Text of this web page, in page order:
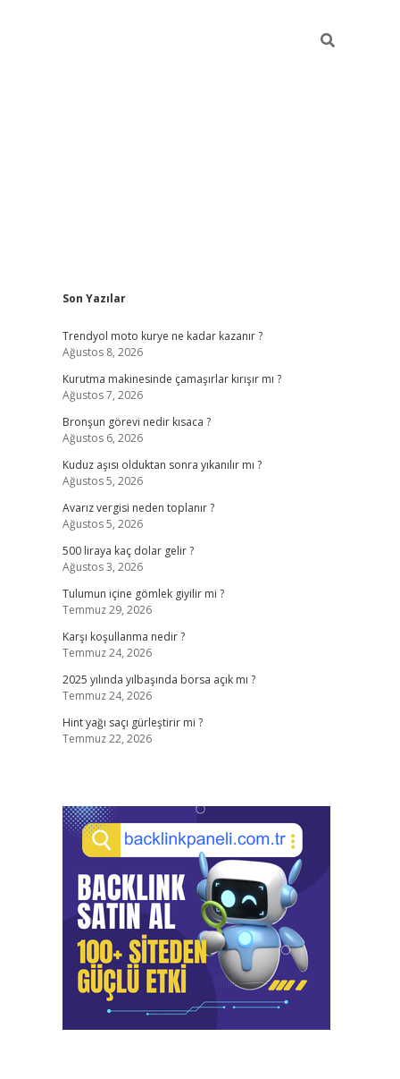
Sidebar
Son Yazılar
Trendyol moto kurye ne kadar kazanır ?
Ağustos 8, 2026
Kurutma makinesinde çamaşırlar kırışır mı ?
Ağustos 7, 2026
Bronşun görevi nedir kısaca ?
Ağustos 6, 2026
Kuduz aşısı olduktan sonra yıkanılır mı ?
Ağustos 5, 2026
Avarız vergisi neden toplanır ?
Ağustos 5, 2026
500 liraya kaç dolar gelir ?
Ağustos 3, 2026
Tulumun içine gömlek giyilir mi ?
Temmuz 29, 2026
Karşı koşullanma nedir ?
Temmuz 24, 2026
2025 yılında yılbaşında borsa açık mı ?
Temmuz 24, 2026
Hint yağı saçı gürleştirir mi ?
Temmuz 22, 2026